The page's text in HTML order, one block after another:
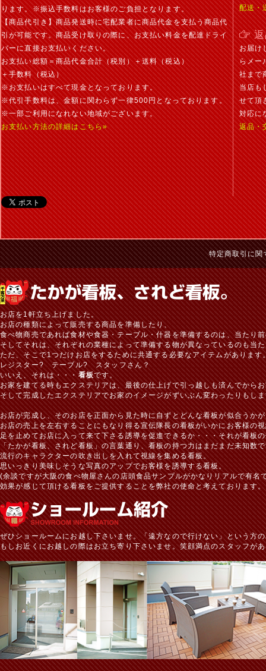
ります。※振込手数料はお客様のご負担となります。
【商品代引き】商品発送時に宅配業者に商品代金を支払う商品代
引が可能です。商品受け取りの際に、お支払い料金を配達ドライ
バーに直接お支払いください。
お支払い総額＝商品代金合計（税別）＋送料（税込）
＋手数料（税込）
※お支払いはすべて現金となっております。
※代引手数料は、金額に関わらず一律500円となっております。
※一部ご利用になれない地域がございます。
お支払い方法の詳細はこちら»
配送・
お届け
らメー
社まで
当店も
せて頂
対応に
返品・
特定商取引に関
お店を1軒立ち上げました。
お店の種類によって販売する商品を準備したり、
食べ物商売であれば食材や食器・テーブル・什器を準備するのは、当たり
そしてそれは、それぞれの業種によって準備する物が異なっているのも当
ただ、そこで1つだけお店をするために共通する必要なアイテムがあります
レジスター? テーブル? スタッフさん？
いいえ、それは・・・看板です。
お家を建てる時もエクステリアは、最後の仕上げで引っ越しも済んでから
そして完成したエクステリアでお家のイメージがずいぶん変わったりもし
お店が完成し、そのお店を正面から見た時に自ずとどんな看板が似合うか
お店の売上を左右することにもなり得る宣伝隊長の看板がいかにお客様の
足を止めてお店に入って来て下さる誘導を促進できるか・・・それが看板
「たかが看板、されど看板」の言葉通り、看板の持つ力はまだまだ未知数
流行のキャラクターの吹き出しを入れて視線を集める看板。
思いっきり美味しそうな写真のアップでお客様を誘導する看板。
(余談ですが大阪の食べ物屋さんの店頭食品サンプルがかなりリアルで有名
効果が感じて頂ける看板をご提供することを弊社の使命と考えております。
ぜひショールームにお越し下さいませ。「遠方なので行けない」という方
もしお近くにお越しの際はお立ち寄り下さいませ。笑顔満点のスタッフが